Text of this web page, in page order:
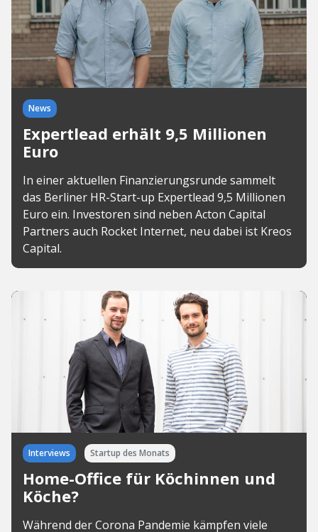
News
Expertlead erhält 9,5 Millionen
Euro
In einer aktuellen Finanzierungsrunde sammelt
das Berliner HR-Start-up Expertlead 9,5 Millionen
Euro ein. Investoren sind neben Acton Capital
Partners auch Rocket Internet, neu dabei ist Kreos
Capital.
Interviews Startup des Monats
Home-Office für Köchinnen und
Köche?
Während der Corona Pandemie kämpfen viele